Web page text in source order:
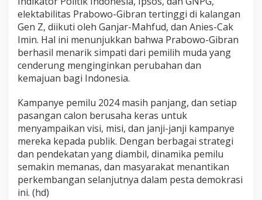
elektabilitas Prabowo-Gibran tertinggi di kalangan
Gen Z, diikuti oleh Ganjar-Mahfud, dan Anies-Cak
Imin. Hal ini menunjukkan bahwa Prabowo-Gibran
berhasil menarik simpati dari pemilih muda yang
cenderung menginginkan perubahan dan
kemajuan bagi Indonesia.
Kampanye pemilu 2024 masih panjang, dan setiap
pasangan calon berusaha keras untuk
menyampaikan visi, misi, dan janji-janji kampanye
mereka kepada publik. Dengan berbagai strategi
dan pendekatan yang diambil, dinamika pemilu
semakin memanas, dan masyarakat menantikan
perkembangan selanjutnya dalam pesta demokrasi
ini. (hd)